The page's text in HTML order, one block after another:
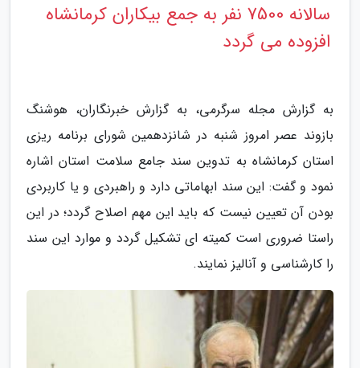
سالانه 7500 نفر به جمع بیکاران کرمانشاه
افزوده می گردد
به گزارش مجله سرگرمی، به گزارش خبرنگاران، هوشنگ
بازوند عصر امروز شنبه در شانزدهمین شورای برنامه ریزی
استان کرمانشاه به تدوین سند جامع سلامت استان اشاره
نمود و گفت: این سند ابهاماتی دارد و راهبردی و یا کاربردی
بودن آن تعیین نیست که باید این مهم اصلاح گردد؛ در این
راستا ضروری است کمیته ای تشکیل گردد و موارد این سند
را کارشناسی و آنالیز نمایند.